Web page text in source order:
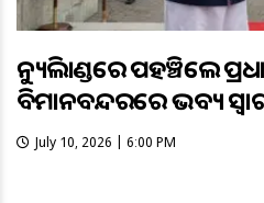
ନ୍ୟୁଜିଲାଣ୍ଡରେ ପହଞ୍ଚିଲେ
ବିମାନବନ୍ଦରରେ ଭବ୍ୟ
July 10, 2026 | 6:00 PM